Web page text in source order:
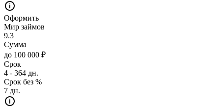
Оформить
Мир займов
9.3
Сумма
до 100 000 ₽
Срок
4 - 364 дн.
Срок без %
7 дн.